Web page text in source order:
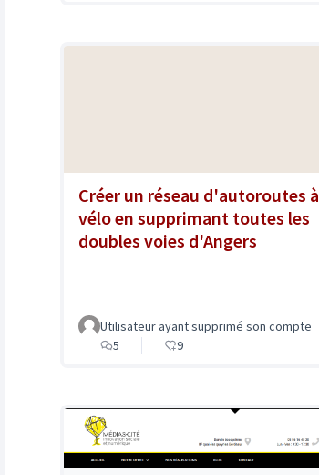
Créer un réseau d'autoroutes à
vélo en supprimant toutes les
doubles voies d'Angers
Utilisateur ayant supprimé son compte
5
9